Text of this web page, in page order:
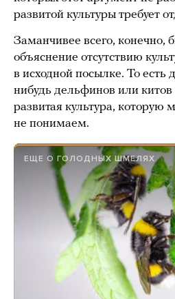
развитой культуры требует
Заманчивее всего, конечно,
объяснение отсутствию
в исходной посылке. То есть
нибудь дельфинов или китов
развитая культура, которую
не понимаем.
ЕЩЕ О ГОЛОДНЫХ ШМЕЛЯХ